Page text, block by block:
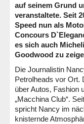
auf seinem Grund
veranstaltete. Seit
Speed nun als
Concours
es sich auch
Goodwood zu
Die Journalistin
Petrolheads vor Ort.
über Autos, Fashion
„Macchina Club“.
spricht Nancy im
knisternde